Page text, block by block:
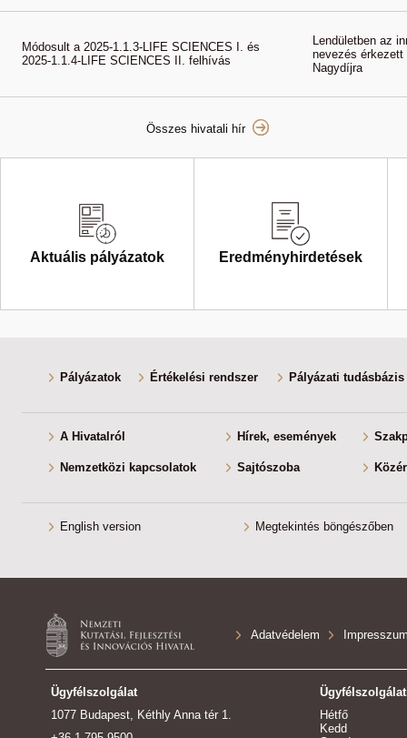
Módosult a 2025-1.1.3-LIFE SCIENCES I. és
2025-1.1.4-LIFE SCIENCES II. felhívás
Lendületben az
nevezés
Nagydíjra
Összes hivatali hír
Aktuális pályázatok Eredményhirdetések
Pályázatok Értékelési rendszer Pályázati tudásbázis
A Hivatalról Hírek, események
Nemzetközi kapcsolatok Sajtószoba
English version Megtekintés böngészőben
Adatvédelem
Ügyfélszolgálat
1077 Budapest, Kéthly Anna tér 1.
Hétfő
Kedd